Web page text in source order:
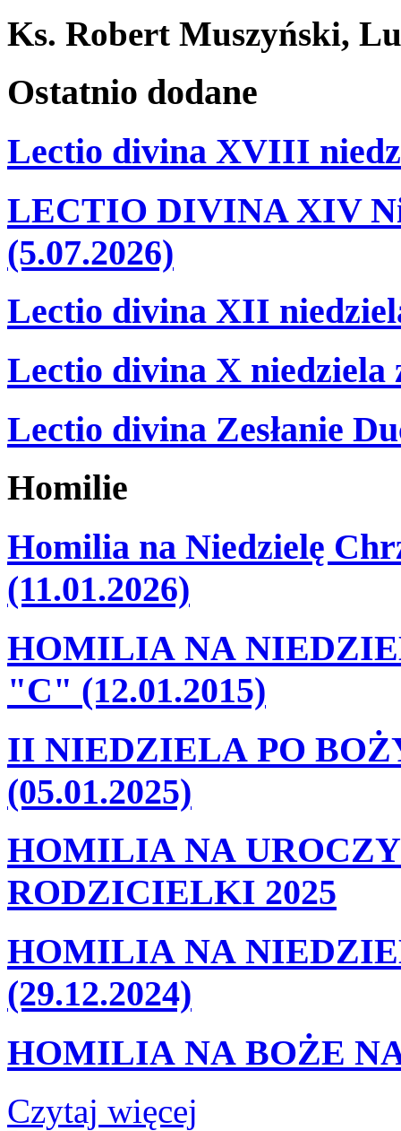
Ks. Robert Muszyński,
Ostatnio dodane
Lectio divina XVIII
LECTIO DIVINA XIV
(5.07.2026)
Lectio divina XII
Lectio divina X niedziela
Lectio divina Zesłanie
Homilie
Homilia na Niedzielę
(11.01.2026)
HOMILIA NA
"C" (12.01.2015)
II NIEDZIELA PO
(05.01.2025)
HOMILIA NA
RODZICIELKI 2025
HOMILIA NA
(29.12.2024)
HOMILIA NA BOŻE
Czytaj więcej